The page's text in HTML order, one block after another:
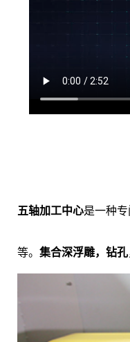
五轴加工中心是一种
等。集合深浮雕，钻